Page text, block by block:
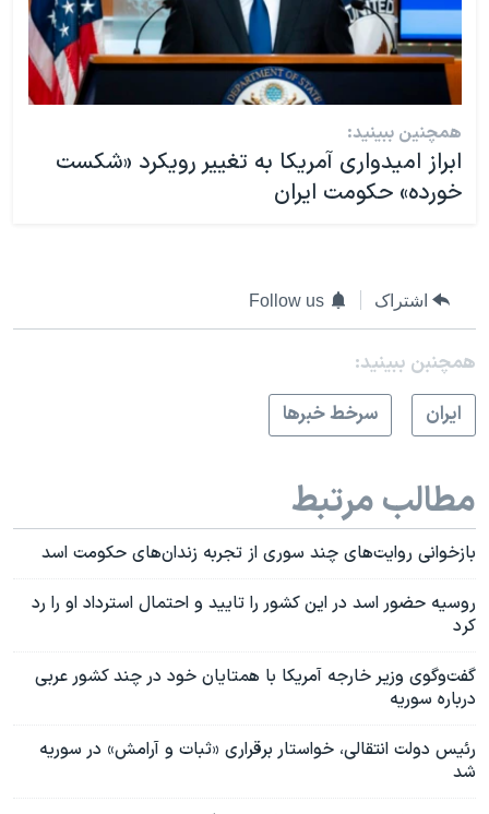
همچنین ببینید:
ابراز امیدواری آمریکا به تغییر رویکرد «شکست‌
خورده» حکومت ایران
اشتراک Follow us
همچنبن ببینید:
ايران
سرخط خبرها
مطالب مرتبط
بازخوانی روایت‌های چند سوری از تجربه زندان‌های حکومت اسد
روسیه حضور اسد در این کشور را تایید و احتمال استرداد او را رد
کرد
گفت‌وگوی وزیر خارجه آمریکا با همتایان خود در چند کشور عربی
درباره سوریه
رئيس دولت انتقالی، خواستار برقراری «ثبات و آرامش» در سوریه
شد